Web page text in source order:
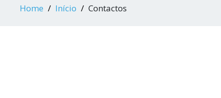
Home Início Contactos